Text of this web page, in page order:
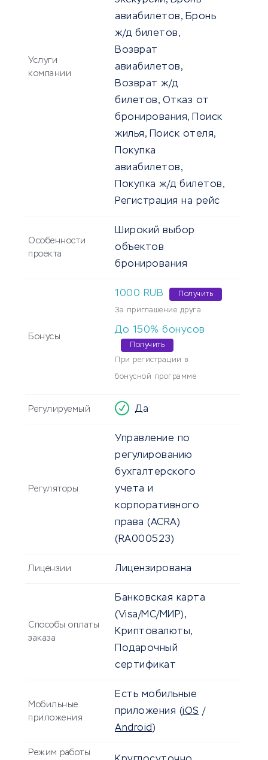
Услуги
компании
авиабилетов, Бронь
ж/д билетов,
Возврат
авиабилетов,
Возврат ж/д
билетов, Отказ от
бронирования, Поиск
жилья, Поиск отеля,
Покупка
авиабилетов,
Покупка ж/д билетов,
Регистрация на рейс
Особенности
проекта
Широкий выбор
объектов
бронирования
Бонусы
1000 RUB Получить
За приглашение друга
До 150% бонусов
Получить
При регистрации в
бонусной программе
Регулируемый Да
Регуляторы
Управление по
регулированию
бухгалтерского
учета и
корпоративного
права (ACRA)
(RA000523)
Лицензии Лицензирована
Способы оплаты
заказа
Банковская карта
(Visa/MC/МИР),
Криптовалюты,
Подарочный
сертификат
Мобильные
приложения
Есть мобильные
приложения (iOS /
Android)
Режим работы